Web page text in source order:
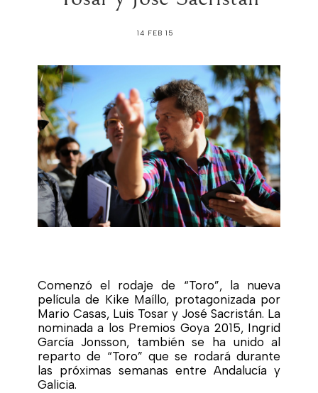
14 FEB 15
Comenzó el rodaje de “Toro”, la nueva
película de Kike Maíllo, protagonizada por
Mario Casas, Luis Tosar y José Sacristán. La
nominada a los Premios Goya 2015, Ingrid
García Jonsson, también se ha unido al
reparto de “Toro” que se rodará durante
las próximas semanas entre Andalucía y
Galicia.